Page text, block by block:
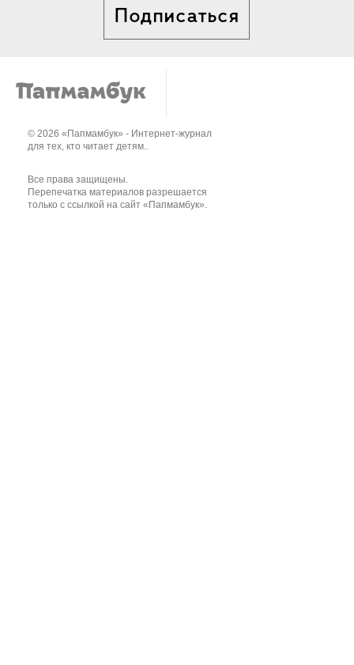
Подписаться
© 2026 «Папмамбук» - Интернет-журнал
для тех, кто читает детям..
Все права защищены.
Перепечатка материалов разрешается
только с ссылкой на сайт «Папмамбук».